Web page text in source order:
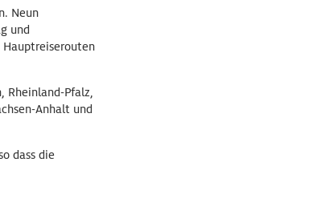
Neun
und
Rheinland-Pfalz,
Anhalt und
dass die